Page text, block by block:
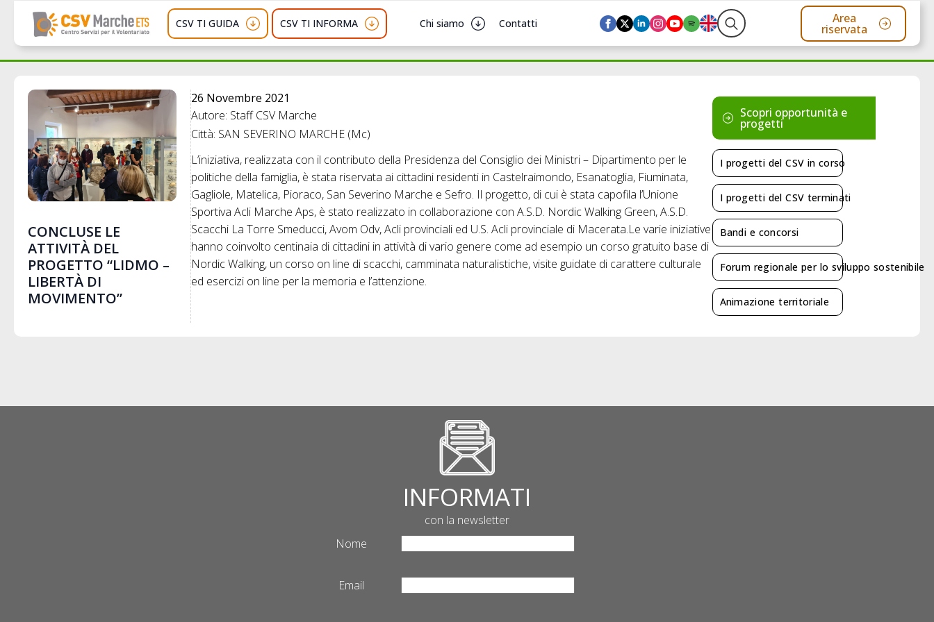
CSV TI GUIDA CSV TI INFORMA Chi siamo Contatti
Search
for:
Area
riservata
CONCLUSE LE
ATTIVITÀ DEL
PROGETTO “LIDMO –
LIBERTÀ DI
MOVIMENTO”
26 Novembre 2021
Autore: Staff CSV Marche
Città: SAN SEVERINO MARCHE (Mc)
L’iniziativa, realizzata con il contributo della Presidenza del Consiglio dei Ministri – Dipartimento per le
politiche della famiglia, è stata riservata ai cittadini residenti in Castelraimondo, Esanatoglia, Fiuminata,
Gagliole, Matelica, Pioraco, San Severino Marche e Sefro. Il progetto, di cui è stata capofila l’Unione
Sportiva Acli Marche Aps, è stato realizzato in collaborazione con A.S.D. Nordic Walking Green, A.S.D.
Scacchi La Torre Smeducci, Avom Odv, Acli provinciali ed U.S. Acli provinciale di Macerata.Le varie iniziative
hanno coinvolto centinaia di cittadini in attività di vario genere come ad esempio un corso gratuito base di
Nordic Walking, un corso on line di scacchi, camminata naturalistiche, visite guidate di carattere culturale
ed esercizi on line per la memoria e l’attenzione.
Scopri opportunità e
progetti
I progetti del CSV in corso
I progetti del CSV terminati
Bandi e concorsi
Forum regionale per lo sviluppo sostenibile
Animazione territoriale
INFORMATI
con la newsletter
Nome
Email